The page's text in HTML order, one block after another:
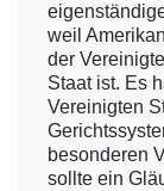
weil
der
Staat ist. Es
Vereinigten
besonderen
sollte ein